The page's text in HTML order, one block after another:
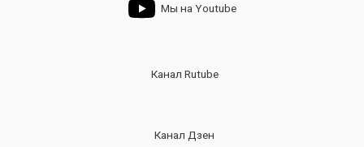
Мы на Youtube
Канал Rutube
Канал Дзен